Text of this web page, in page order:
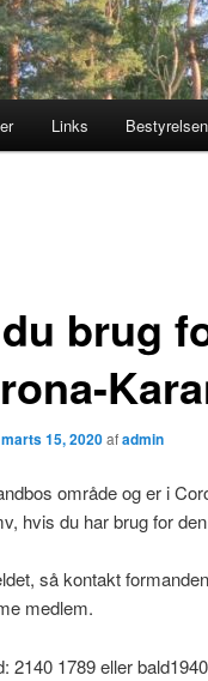
Links Bestyrelsen
brug
marts 15, 2020afadmin
område og er i
hvis du har brug for
så kontakt
medlem.
2140 1789 eller